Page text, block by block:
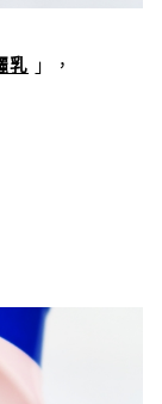
乳 」，